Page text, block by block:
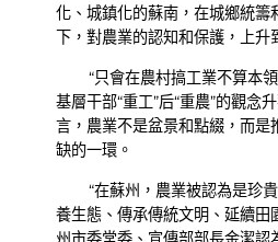
化、城鎮化的蘇南，在城鄉統籌
下，對農業的認知和保護，上升
“只會在農村搞工業不算本
基層干部“重工”后“重農”的觀念
言，農業不是盆景和點綴，而是
缺的一環。
“在蘇州，農業被認為是珍
養生態、傳承傳統文明、延續田